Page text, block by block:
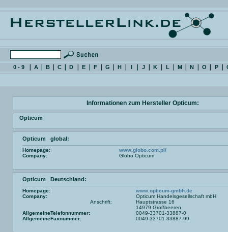
0 - 9 A B C D E F G H I J K L M N O P
Informationen zum Hersteller Opticum:
Opticum
Opticum global:
Homepage:
www.globo.com.pl/
Company:
Globo Opticum
Opticum Deutschland:
Homepage:
www.opticum-gmbh.de
Company:
Opticum Handelsgesellschaft mbH
Anschrift:
Hauptstrasse 16
14979 Großbeeren
AllgemeineTelefonnummer:
0049-33701-33887-0
AllgemeineFaxnummer:
0049-33701-33887-99